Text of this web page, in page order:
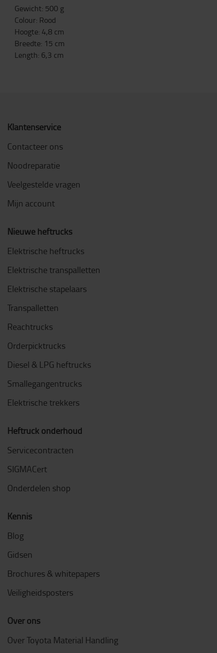
Gewicht: 500 g
Colour: Rood
Hoogte: 4,8 cm
Breedte: 15 cm
Length: 6,3 cm
Klantenservice
Contacteer ons
Noodreparatie
Veelgestelde vragen
Mijn account
Nieuwe heftrucks
Elektrische heftrucks
Elektrische transpalletten
Elektrische stapelaars
Transpalletten
Reachtrucks
Orderpicktrucks
Diesel & LPG heftrucks
Smallegangentrucks
Elektrische trekkers
Heftruck onderhoud
Servicecontracten
SIGMACert
Onderdelen shop
Kennis
Blog
Gidsen
Brochures & whitepapers
Veiligheidsposters
Over ons
Over Toyota Material Handling